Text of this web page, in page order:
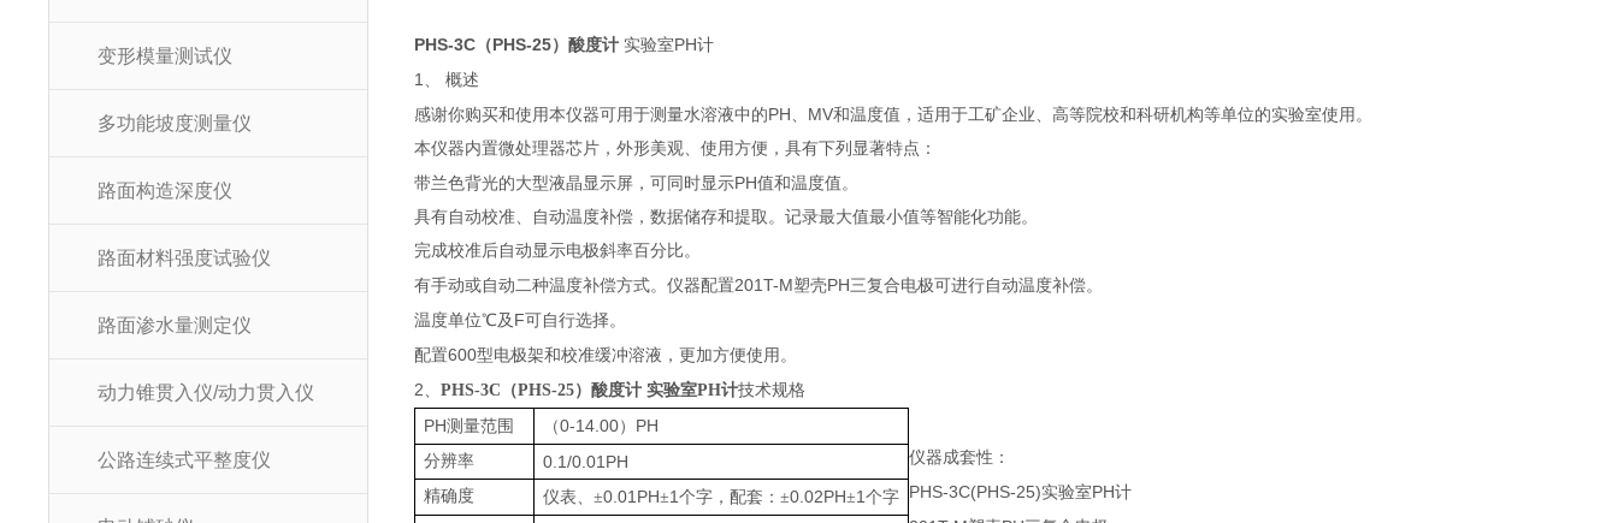
变形模量测试仪
多功能坡度测量仪
路面构造深度仪
路面材料强度试验仪
路面渗水量测定仪
动力锥贯入仪/动力贯入仪
公路连续式平整度仪
PHS-3C（PHS-25）酸度计实验室PH计
1、
概述
感谢你购买和使用本仪器可用于测量水溶液中的PH、 MV和温度值，适用于工矿企业、高等院校和科研机构等单位的实验室使用。
本仪器内置微处理器芯片，外形美观、使用方便，具有下列显著特点：
带兰色背光的大型液晶显示屏，可同时显示PH值和温度值。
具有自动校准、自动温度补偿，数据储存和提取。记录最大值最小值等智能化功能。
完成校准后自动显示电极斜率百分比。
有手动或自动二种温度补偿方式。仪器配置201T-M塑壳PH三复合电极可进行自动温度补偿。
温度单位℃及 F可自行选择。
配置600型电极架和校准缓冲溶液，更加方便使用。
2、 PHS-3C（PHS-25）酸度计 实验室PH计技术规格
PH测量范围 （0-14.00） PH
分辨率 0.1/0.01PH
精确度 仪表、±0.01PH±1 个字，配套：±0.02PH±1 个字
仪器成套性：
PHS-3C(PHS-25)实验室PH计